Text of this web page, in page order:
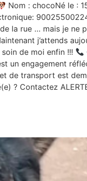
Nom : chocoNé le :
la rue … mais je ne
j’attends
de moi enfin !!!
un engagement
de transport est
? Contactez